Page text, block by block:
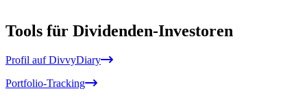
Tools für Dividenden-Investoren
Profil auf DivvyDiary
Portfolio-Tracking